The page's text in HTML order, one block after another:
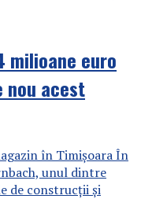
milioane euro
nou acest
în Timișoara În
unul dintre
de construcții și